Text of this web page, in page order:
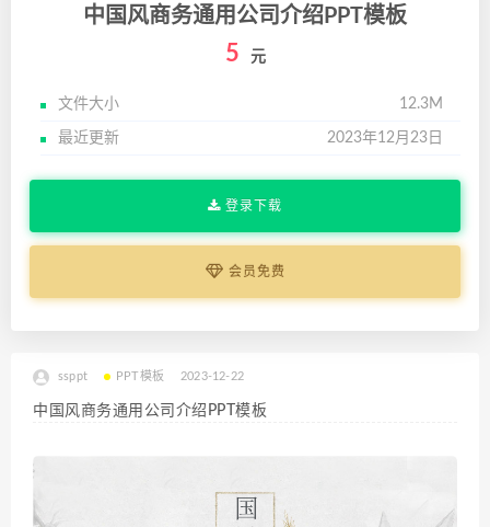
中国风商务通用公司介绍PPT模板
5 元
文件大小 12.3M
最近更新 2023年12月23日
登录下载
会员免费
ssppt PPT模板 2023-12-22
中国风商务通用公司介绍PPT模板